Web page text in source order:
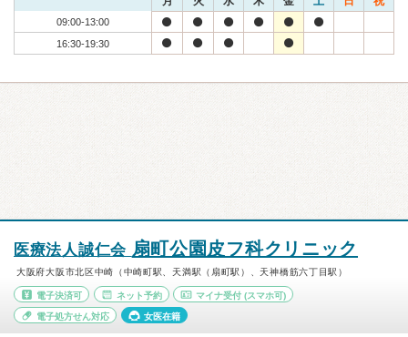
09:00-13:00
16:30-19:30
医療法人誠仁会 扇町公園皮フ科クリニック
大阪府大阪市北区中崎（中崎町駅、天満駅（扇町駅）、天神橋筋六丁目駅）
電子決済可 ネット予約 マイナ受付 (スマホ可)
電子処方せん対応 女医在籍